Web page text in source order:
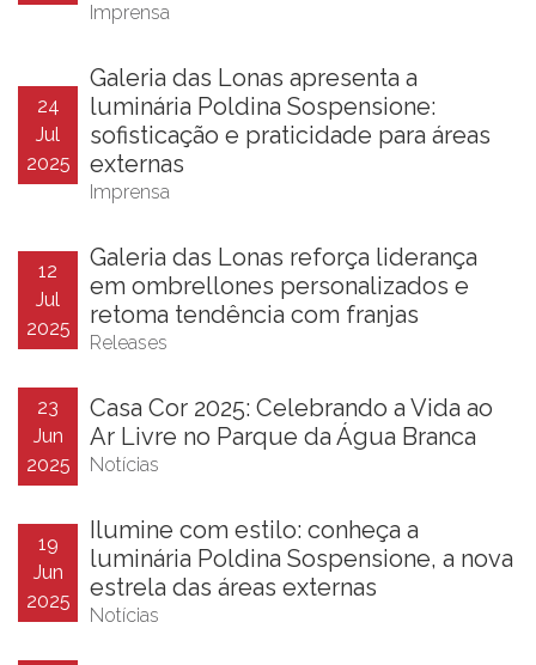
Imprensa
24
Jul
2025
Galeria das Lonas apresenta a
luminária Poldina Sospensione:
sofisticação e praticidade para áreas
externas
Imprensa
12
Jul
2025
Galeria das Lonas reforça liderança
em ombrellones personalizados e
retoma tendência com franjas
Releases
23
Jun
2025
Casa Cor 2025: Celebrando a Vida ao
Ar Livre no Parque da Água Branca
Notícias
19
Jun
2025
Ilumine com estilo: conheça a
luminária Poldina Sospensione, a nova
estrela das áreas externas
Notícias